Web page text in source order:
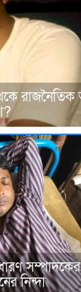
রাজনৈতিক
নিন্দা